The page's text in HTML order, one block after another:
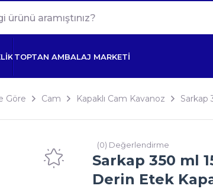
TOPTAN AMBALAJ MARKETİ
Göre Cam Kapaklı Cam Kavanoz Sarkap
(0) Değerlendirme
Sarkap 350 ml
Derin Etek